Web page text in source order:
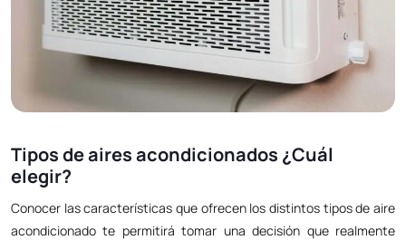
Tipos de aires acondicionados ¿Cuál
elegir?
Conocer las características que ofrecen los distintos tipos de aire
acondicionado te permitirá tomar una decisión que realmente